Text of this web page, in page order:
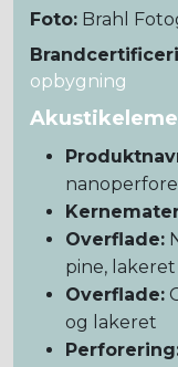
Foto: Brahl
opbygning
Overflade:
pine, lakeret
Overflade:
og lakeret